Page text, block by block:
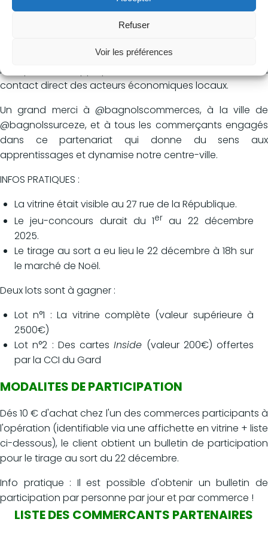
Refuser
Voir les préférences
d'achat) permettant deremporter la grande vitrine
(valeur supérieure à 2500 €).
Une expérience professionnalisante et valorisante qui
leur permet d’appliquer la théorie sur le terrain, au
contact direct des acteurs économiques locaux.
Un grand merci à @bagnolscommerces, à la ville de
@bagnolssurceze, et à tous les commerçants engagés
dans ce partenariat qui donne du sens aux
apprentissages et dynamise notre centre-ville.
INFOS PRATIQUES :
La vitrine était visible au 27 rue de la République.
Le jeu-concours durait du 1er au 22 décembre
2025.
Le tirage au sort a eu lieu le 22 décembre à 18h sur
le marché de Noël.
Deux lots sont à gagner :
Lot n°1 : La vitrine complète (valeur supérieure à
2500€)
Lot n°2 : Des cartesInside (valeur 200€) offertes
par la CCI du Gard
MODALITES DE PARTICIPATION
Dés 10 € d'achat chez l'un des commerces participants à
l'opération (identifiable via une affichette en vitrine + liste
ci-dessous), le client obtient un bulletin de participation
pour le tirage au sort du 22 décembre.
Info pratique : Il est possible d'obtenir un bulletin de
participation par personne par jour et par commerce !
LISTE DES COMMERCANTS PARTENAIRES